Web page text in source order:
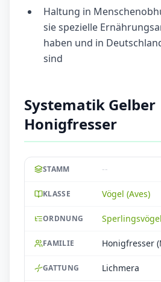
Haltung in
sie spezielle
haben und in
sind
Systematik Gelber
Honigfresser
STAMM --
KLASSE Vögel (Aves)
ORDNUNG
FAMILIE Honigfresser
GATTUNG Lichmera